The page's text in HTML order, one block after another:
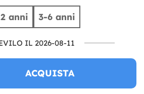
anni 3-6 anni
IL 2026-08-11
ACQUISTA